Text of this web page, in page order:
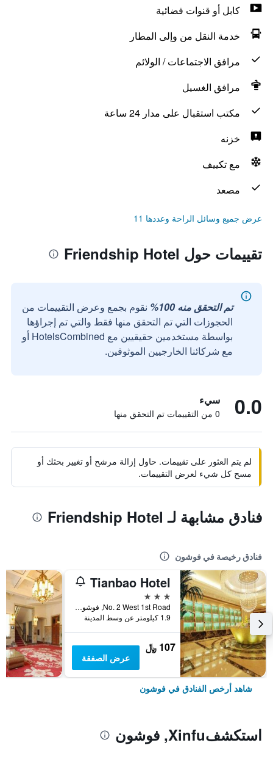
كابل أو قنوات فضائية
خدمة النقل من وإلى المطار
مرافق الاجتماعات / الولائم
مرافق الغسيل
مكتب استقبال على مدار 24 ساعة
خزنه
مع تكييف
مصعد
عرض جميع وسائل الراحة وعددها 11
تقييمات حول Friendship Hotel
تم التحقق منه 100%
نقوم بجمع وعرض التقييمات من
الحجوزات التي تم التحقق منها فقط والتي تم إجراؤها
بواسطة مستخدمين حقيقيين مع HotelsCombined أو
مع شركائنا الخارجيين الموثوقين.
0.0 سيء
0 من التقييمات تم التحقق منها
لم يتم العثور على تقييمات. حاول إزالة مرشح أو تغيير بحثك أو
مسح كل شيء لعرض التقييمات.
فنادق مشابهة لـ Friendship Hotel
فنادق رخيصة في فوشون
Tianbao Hotel
3 نجوم
No. 2 West 1st Road, فوشون, الصين
1.9 كيلومتر عن وسط المدينة
107 ﷼
عرض الصفقة
شاهد أرخص الفنادق في فوشون
استكشفXinfu, فوشون